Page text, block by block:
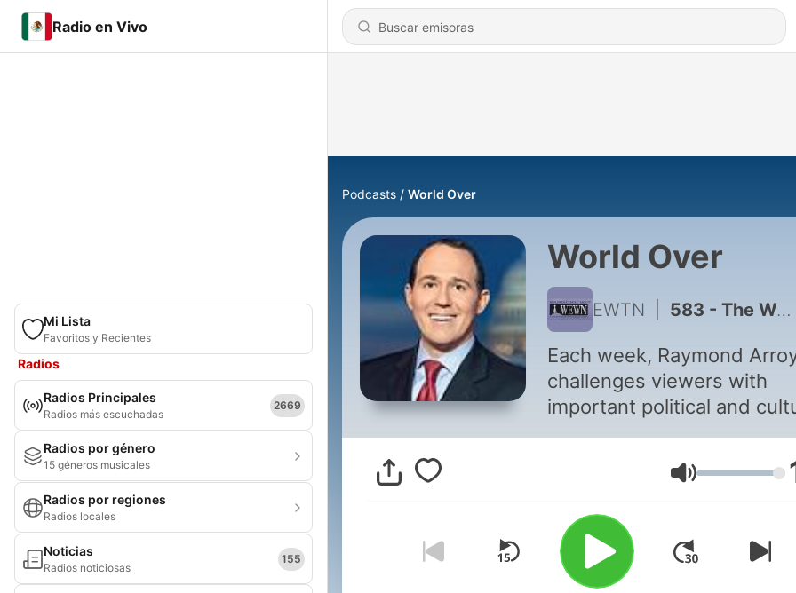
Radio en Vivo
Mi Lista
Favoritos y Recientes
Radios
Radios Principales
Radios más escuchadas
2669
Radios por género
15 géneros musicales
Radios por regiones
Radios locales
Noticias
Radios noticiosas
155
Podcasts World Over
World Over
EWTN 583 - The World Over - APOSTOLIC SIGNATURA, CHINA-VATICAN, NEW COALITION
Each week, Raymond
challenges viewers with
important political and
reporting and analysis of a
wide variety of topics of
interest to Catholics and
people of faith.
Volumen